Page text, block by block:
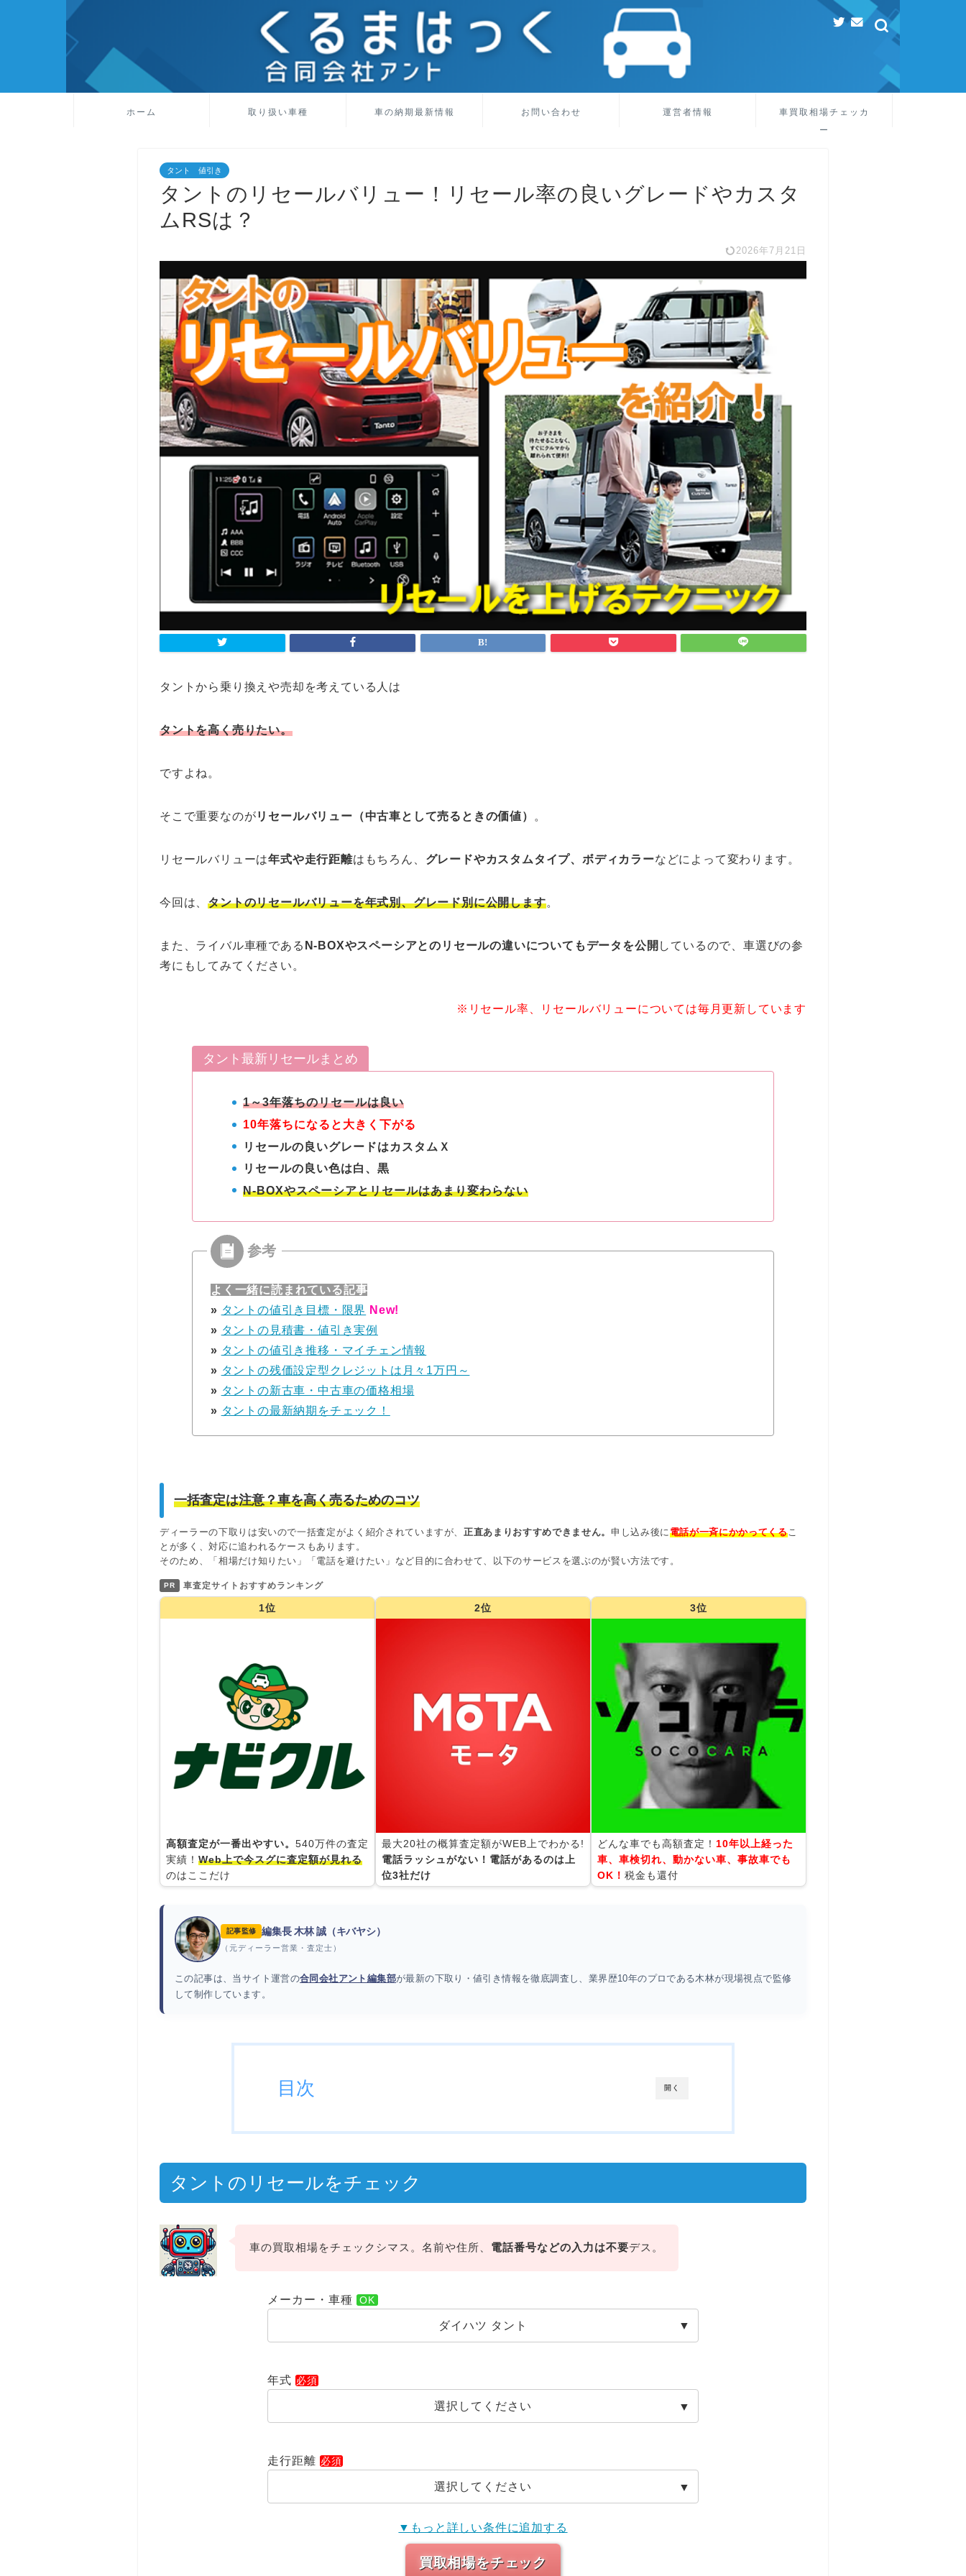
ホーム 取り扱い車種 車の納期最新情報 お問い合わせ 運営者情報
車買取相場チェッカ
ー
タント 値引き
タントのリセールバリュー！リセール率の良いグレードやカスタ
ムRSは？
2026年7月21日
タントから乗り換えや売却を考えている人は
タントを高く売りたい。
ですよね。
そこで重要なのがリセールバリュー（中古車として売るときの価値） 。
リセールバリューは年式や走行距離はもちろん、 グレードやカスタムタイプ、ボディカラーなどによって変わります。
今回は、タントのリセールバリューを年式別、グレード別に公開します。
また、ライバル車種である N-BOXやスペーシアとのリセールの違いについてもデータを公開 しているので、車選びの参
考にもしてみてください。
※リセール率、リセールバリューについては毎月更新しています
タント最新リセールまとめ
1～3年落ちのリセールは良い
10年落ちになると大きく下がる
リセールの良いグレードはカスタムＸ
リセールの良い色は白、黒
N-BOXやスペーシアとリセールはあまり変わらない
よく一緒に読まれている記事
» タントの値引き目標・限界 New!
» タントの見積書・値引き実例
» タントの値引き推移・マイチェン情報
» タントの残価設定型クレジットは月々1万円～
» タントの新古車・中古車の価格相場
» タントの最新納期をチェック！
一括査定は注意？車を高く売るためのコツ
ディーラーの下取りは安いので一括査定がよく紹介されていますが、正直あまりおすすめできません。 申し込み後に 電話が一斉にかかってくるこ
とが多く、対応に追われるケースもあります。
そのため、「相場だけ知りたい」「電話を避けたい」など目的に合わせて、以下のサービスを選ぶのが賢い方法です。
PR 車査定サイトおすすめランキング
1位
高額査定が一番出やすい。 540万件の査定
実績！ Web上で今スグに査定額が見れる
のはここだけ
2位
最大20社の概算査定額がWEB上でわかる!
電話ラッシュがない！電話があるのは上
位3社だけ
3位
どんな車でも高額査定！ 10年以上経った
車、車検切れ、動かない車、事故車でも
OK！ 税金も還付
記事監修 編集長 木林 誠（キバヤシ）
（元ディーラー営業・査定士）
この記事は、当サイト運営の合同会社アント編集部が最新の下取り・値引き情報を徹底調査し、業界歴10年のプロである木林が現場視点で監修
して制作しています。
開く
目次
タントのリセールをチェック
車の買取相場をチェックシマス。名前や住所、 電話番号などの入力は不要デス。
メーカー・車種
ダイハツ タント
年式
選択してください
走行距離
選択してください
▼もっと詳しい条件に追加する
買取相場をチェック